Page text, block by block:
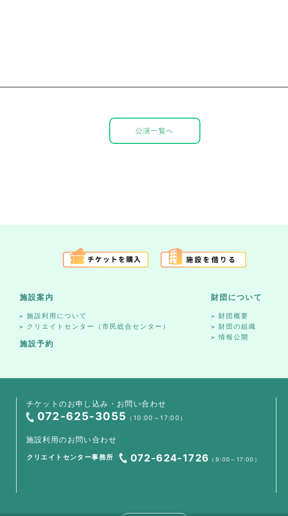
公演一覧へ
施設案内
施設利用について
クリエイトセンター（市民総合センター）
施設予約
財団について
財団概要
財団の組織
情報公開
チケットのお申し込み・お問い合わせ
072-625-3055 （10:00～17:00）
施設利用のお問い合わせ
クリエイトセンター事務所 072-624-1726 （9:00～17:00）